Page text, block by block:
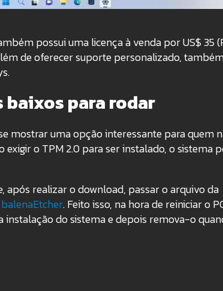
possui uma licença à venda por US$ 35
de oferecer suporte personalizado,
para rodar
mostrar uma opção interessante para quem
o TPM 2.0 para ser instalado, o sistema
após realizar o download, passar o arquivo da
balenaEtcher. Feito isso, na hora de reiniciar o
do sistema e depois remova-o